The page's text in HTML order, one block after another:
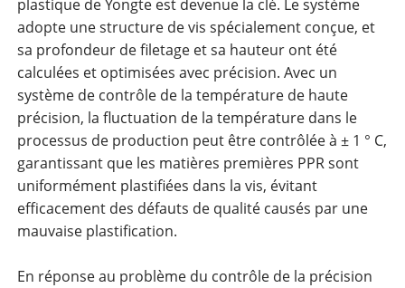
plastique de Yongte est devenue la clé. Le système
adopte une structure de vis spécialement conçue, et
sa profondeur de filetage et sa hauteur ont été
calculées et optimisées avec précision. Avec un
système de contrôle de la température de haute
précision, la fluctuation de la température dans le
processus de production peut être contrôlée à ± 1 ° C,
garantissant que les matières premières PPR sont
uniformément plastifiées dans la vis, évitant
efficacement des défauts de qualité causés par une
mauvaise plastification.
En réponse au problème du contrôle de la précision